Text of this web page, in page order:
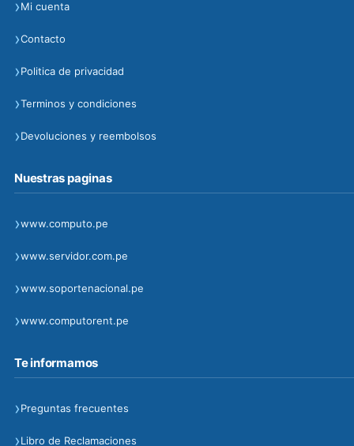
›Mi cuenta
›Contacto
›Politica de privacidad
›Terminos y condiciones
›Devoluciones y reembolsos
Nuestras paginas
›www.computo.pe
›www.servidor.com.pe
›www.soportenacional.pe
›www.computorent.pe
Te informamos
›Preguntas frecuentes
›Libro de Reclamaciones